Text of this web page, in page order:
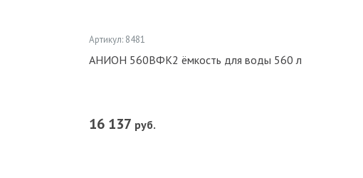
Артикул: 8481
АНИОН 560ВФК2 ёмкость для воды 560 л
16 137 руб.